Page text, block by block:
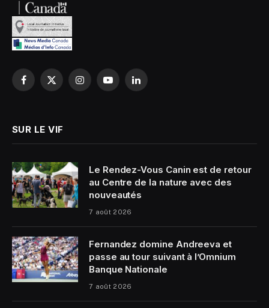
Facebook
X
InstagramYouTubeLinkedIn
SUR LE VIF
Le Rendez-Vous Canin est de retour
au Centre de la nature avec des
nouveautés
7 août 2026
Fernandez domine Andreeva et
passe au tour suivant à l’Omnium
Banque Nationale
7 août 2026